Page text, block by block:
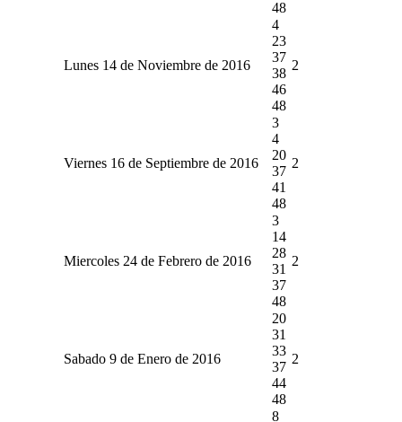
48
Lunes 14 de Noviembre de 2016
4
23
37
38
46
48
2
Viernes 16 de Septiembre de 2016
3
4
20
37
41
48
2
Miercoles 24 de Febrero de 2016
3
14
28
31
37
48
2
Sabado 9 de Enero de 2016
20
31
33
37
44
48
2
8